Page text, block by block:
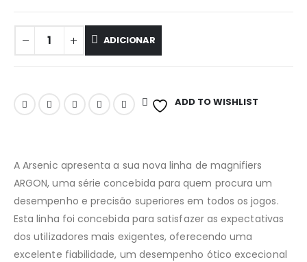
ADICIONAR
ADD TO WISHLIST
A Arsenic apresenta a sua nova linha de magnifiers
ARGON, uma série concebida para quem procura um
desempenho e precisão superiores em todos os jogos.
Esta linha foi concebida para satisfazer as expectativas
dos utilizadores mais exigentes, oferecendo uma
excelente fiabilidade, um desempenho ótico excecional